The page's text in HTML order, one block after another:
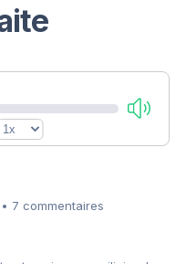
7 commentaires